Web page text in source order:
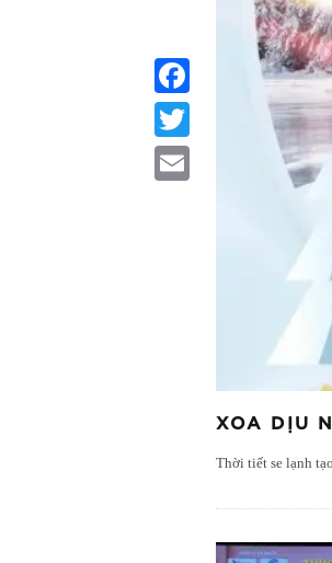
XOA DỊU
Thời tiết se lạnh
Facebook
Twitter